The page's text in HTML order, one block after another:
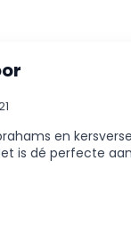
en
is dé perfecte